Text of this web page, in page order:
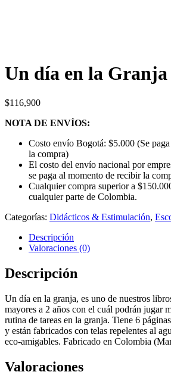
Un día en la Granja
$116,900
NOTA DE ENVÍOS:
Costo envío Bogotá: $5.000 (Se
la compra)
El costo del envío nacional por
se paga al momento de recibir la
Cualquier compra superior a
cualquier parte de Colombia.
Categorías: Didácticos & Estimulación,
Descripción
Valoraciones (0)
Descripción
Un día en la granja, es uno de nuestros
mayores a 2 años con el cuál podrán jugar
rutina de tareas en la granja. Tiene 6
y están fabricados con telas repelentes al
eco-amigables. Fabricado en Colombia
Valoraciones